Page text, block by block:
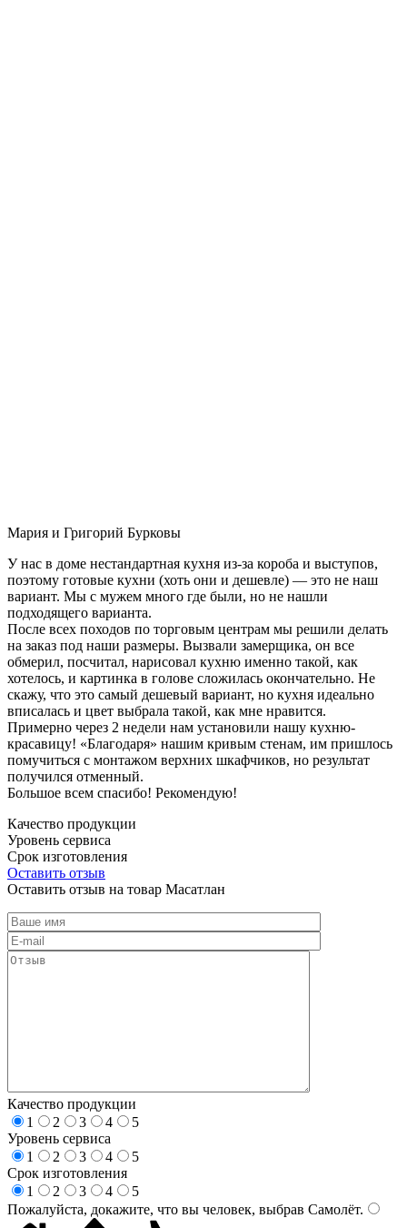
Мария и Григорий Бурковы
У нас в доме нестандартная кухня из-за короба и выступов,
поэтому готовые кухни (хоть они и дешевле) — это не наш
вариант. Мы с мужем много где были, но не нашли
подходящего варианта.
После всех походов по торговым центрам мы решили делать
на заказ под наши размеры. Вызвали замерщика, он все
обмерил, посчитал, нарисовал кухню именно такой, как
хотелось, и картинка в голове сложилась окончательно. Не
скажу, что это самый дешевый вариант, но кухня идеально
вписалась и цвет выбрала такой, как мне нравится.
Примерно через 2 недели нам установили нашу кухню-
красавицу! «Благодаря» нашим кривым стенам, им пришлось
помучиться с монтажом верхних шкафчиков, но результат
получился отменный.
Большое всем спасибо! Рекомендую!
Качество продукции
Уровень сервиса
Срок изготовления
Оставить отзыв
Оставить отзыв на товар Масатлан
Качество продукции
1
2 3 4
5
Уровень сервиса
1
2 3 4
5
Срок изготовления
1
2 3 4
5
Пожалуйста, докажите, что вы человек, выбрав Самолёт.